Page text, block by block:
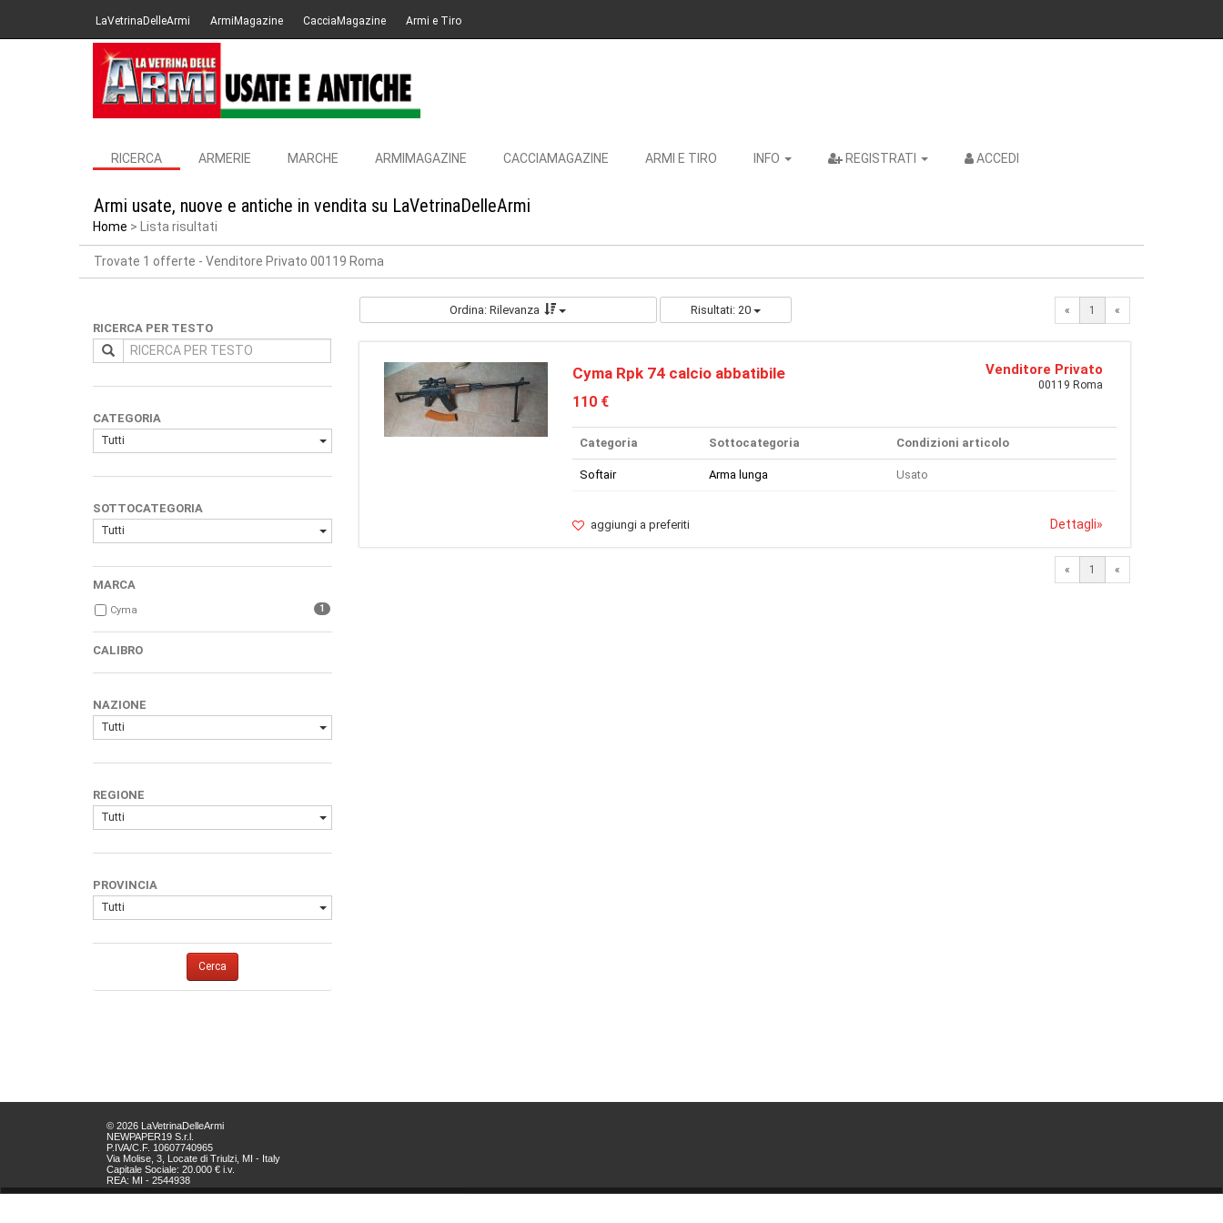
LaVetrinaDelleArmi ArmiMagazine CacciaMagazine Armi e Tiro
RICERCA ARMERIE MARCHE ARMIMAGAZINE CACCIAMAGAZINE ARMI E TIRO INFO REGISTRATI ACCEDI
Armi usate, nuove e antiche in vendita su LaVetrinaDelleArmi
Home Lista risultati
Trovate 1 offerte - Venditore Privato 00119 Roma
RICERCA PER TESTO
CATEGORIA
Tutti
SOTTOCATEGORIA
Tutti
MARCA
Cyma 1
CALIBRO
NAZIONE
Tutti
REGIONE
Tutti
PROVINCIA
Tutti
Cerca
Ordina: Rilevanza Risultati: 20 « 1 «
Cyma Rpk 74 calcio abbatibile
110 €
Venditore Privato
00119 Roma
Categoria Sottocategoria Condizioni articolo
Softair Arma lunga Usato
aggiungi a preferiti Dettagli»
« 1 «
© 2026 LaVetrinaDelleArmi
NEWPAPER19 S.r.l.
P.IVA/C.F. 10607740965
Via Molise, 3, Locate di Triulzi, MI - Italy
Capitale Sociale: 20.000 € i.v.
REA: MI - 2544938